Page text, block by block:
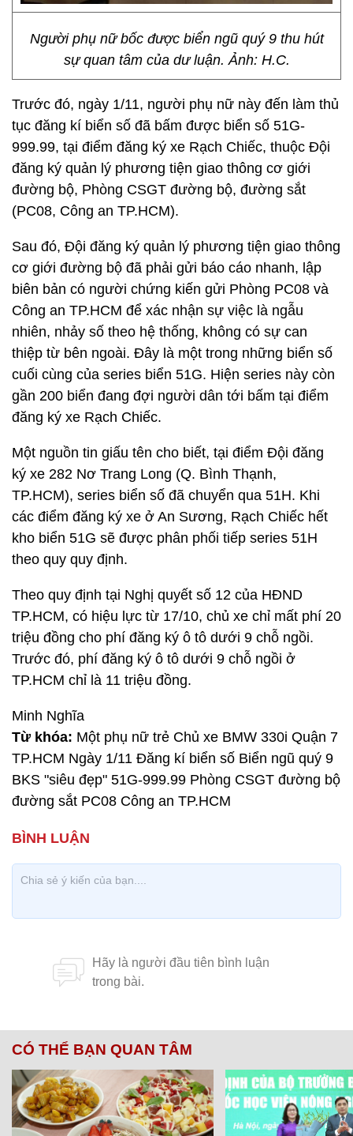
Người phụ nữ bốc được biển ngũ quý 9 thu hút
sự quan tâm của dư luận. Ảnh: H.C.
Trước đó, ngày 1/11, người phụ nữ này đến làm thủ
tục đăng kí biển số đã bấm được biển số 51G-
999.99, tại điểm đăng ký xe Rạch Chiếc, thuộc Đội
đăng ký quản lý phương tiện giao thông cơ giới
đường bộ, Phòng CSGT đường bộ, đường sắt
(PC08, Công an TP.HCM).
Sau đó, Đội đăng ký quản lý phương tiện giao thông
cơ giới đường bộ đã phải gửi báo cáo nhanh, lập
biên bản có người chứng kiến gửi Phòng PC08 và
Công an TP.HCM để xác nhận sự việc là ngẫu
nhiên, nhảy số theo hệ thống, không có sự can
thiệp từ bên ngoài. Đây là một trong những biển số
cuối cùng của series biển 51G. Hiện series này còn
gần 200 biển đang đợi người dân tới bấm tại điểm
đăng ký xe Rạch Chiếc.
Một nguồn tin giấu tên cho biết, tại điểm Đội đăng
ký xe 282 Nơ Trang Long (Q. Bình Thạnh,
TP.HCM), series biển số đã chuyển qua 51H. Khi
các điểm đăng ký xe ở An Sương, Rạch Chiếc hết
kho biển 51G sẽ được phân phối tiếp series 51H
theo quy quy định.
Theo quy định tại Nghị quyết số 12 của HĐND
TP.HCM, có hiệu lực từ 17/10, chủ xe chỉ mất phí 20
triệu đồng cho phí đăng ký ô tô dưới 9 chỗ ngồi.
Trước đó, phí đăng ký ô tô dưới 9 chỗ ngồi ở
TP.HCM chỉ là 11 triệu đồng.
Minh Nghĩa
Từ khóa: Một phụ nữ trẻ Chủ xe BMW 330i Quận 7
TP.HCM Ngày 1/11 Đăng kí biển số Biển ngũ quý 9
BKS "siêu đẹp" 51G-999.99 Phòng CSGT đường bộ
đường sắt PC08 Công an TP.HCM
CÓ THỂ BẠN QUAN TÂM